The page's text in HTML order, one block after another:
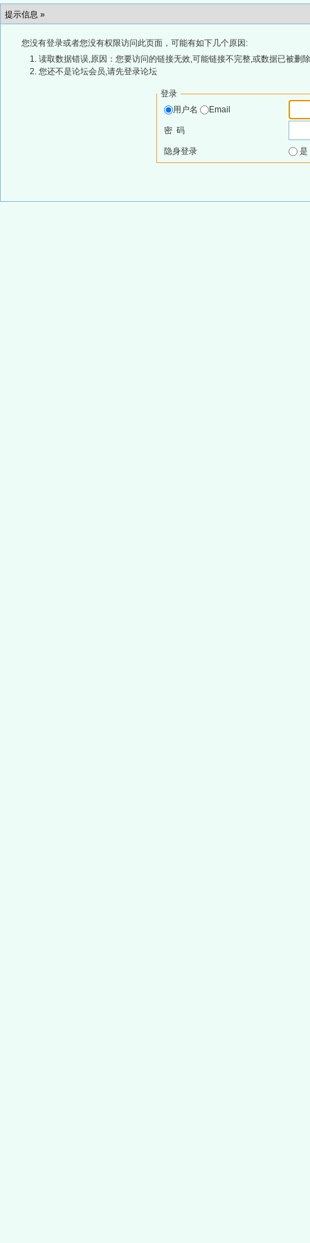
提示信息 »
您没有登录或者您没有权限访问此页面，可能有如下几个原因:
读取数据错误,原因：您要访问的链接无效,可能链接不完整,或数据已被删
您还不是论坛会员,请先登录论坛
登录
用户名
Email
密 码
隐身登录